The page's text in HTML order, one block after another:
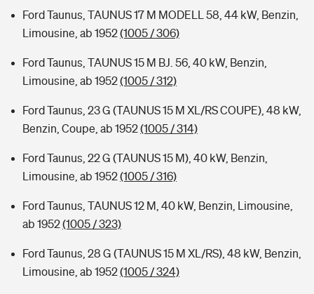
Ford Taunus, TAUNUS 17 M MODELL 58, 44 kW, Benzin,
Limousine, ab 1952(1005 / 306)
Ford Taunus, TAUNUS 15 M BJ. 56, 40 kW, Benzin,
Limousine, ab 1952(1005 / 312)
Ford Taunus, 23 G (TAUNUS 15 M XL/RS COUPE), 48 kW,
Benzin, Coupe, ab 1952(1005 / 314)
Ford Taunus, 22 G (TAUNUS 15 M), 40 kW, Benzin,
Limousine, ab 1952(1005 / 316)
Ford Taunus, TAUNUS 12 M, 40 kW, Benzin, Limousine,
ab 1952(1005 / 323)
Ford Taunus, 28 G (TAUNUS 15 M XL/RS), 48 kW, Benzin,
Limousine, ab 1952(1005 / 324)